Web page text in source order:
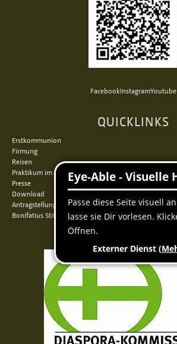
FacebookInstagramYoutube
QUICKLINKS
Erstkommunion
Firmung
Reisen
Praktikum im Norden
Presse
Download
Antragstellung
Bonifatius Stiftungszentrum